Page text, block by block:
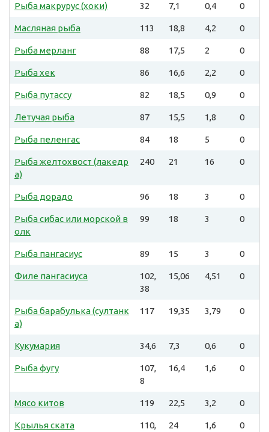
Рыба макрурус (хоки) 32 7,1 0,4 0
Масляная рыба 113 18,8 4,2 0
Рыба мерланг 88 17,5 2 0
Рыба хек 86 16,6 2,2 0
Рыба путассу 82 18,5 0,9 0
Летучая рыба 87 15,5 1,8 0
Рыба пеленгас 84 18 5 0
Рыба желтохвост (лакедр
а)
240 21 16 0
Рыба дорадо 96 18 3 0
Рыба сибас или морской в
олк
99 18 3 0
Рыба пангасиус 89 15 3 0
Филе пангасиуса
102,
38
15,06 4,51 0
Рыба барабулька (султанк
а)
117 19,35 3,79 0
Кукумария 34,6 7,3 0,6 0
Рыба фугу
107,
8
16,4 1,6 0
Мясо китов 119 22,5 3,2 0
Крылья ската
110,
24 1,6 0